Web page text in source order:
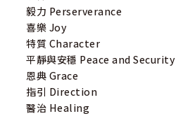
毅力 Perserverance
喜樂 Joy
特質 Character
平靜與安穩 Peace and Security
恩典 Grace
指引 Direction
醫治 Healing